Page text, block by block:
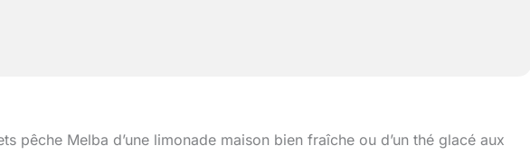
pêche Melba d’une limonade maison bien fraîche ou d’un thé glacé aux